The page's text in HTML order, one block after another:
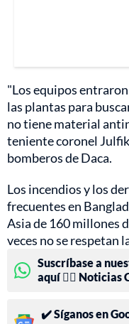
"Los equipos
las plantas para
no tiene material
teniente coronel
bomberos de Daca.
Los incendios y los
frecuentes en
Asia de 160 millones
veces no se respetan
Suscríbase a
aquí 👉🏻 Noticias
✔️ Síganos en